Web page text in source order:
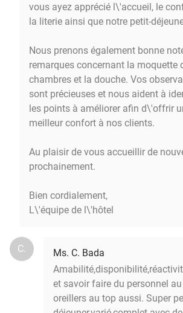
vous ayez apprécié l\'accueil, le
la literie ainsi que notre petit-
Nous prenons également bonne
remarques concernant la moquette
chambres et la douche. Vos
sont précieuses et nous aident à
les points à améliorer afin d\'offrir
meilleur confort à nos clients.
Au plaisir de vous accueillir de
prochainement.
Bien cordialement,
L\'équipe de l\'hôtel
C.
Ms. C. Bada
et savoir faire du personnel
oreillers au top aussi. Super